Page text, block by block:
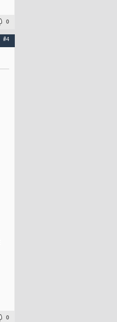
0
#4
0